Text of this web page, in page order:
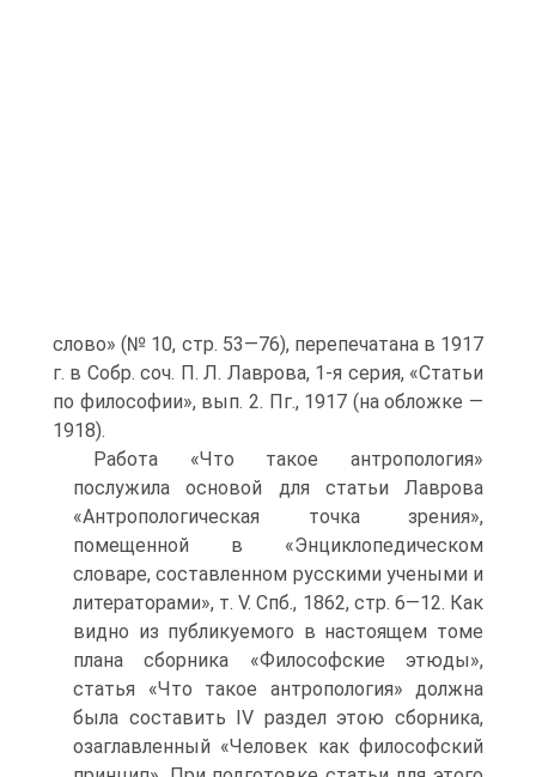
слово» (№ 10, стр. 53—76), перепечатана в 1917
г. в Собр. соч. П. Л. Лаврова, 1-я серия, «Статьи
по философии», вып. 2. Пг., 1917 (на обложке —
1918).
Работа «Что такое антропология»
послужила основой для статьи Лаврова
«Антропологическая точка зрения»,
помещенной в «Энциклопедическом
словаре, составленном русскими учеными и
литераторами», т. V. Спб., 1862, стр. 6—12. Как
видно из публикуемого в настоящем томе
плана сборника «Философские этюды»,
статья «Что такое антропология» должна
была составить IV раздел этою сборника,
озаглавленный «Человек как философский